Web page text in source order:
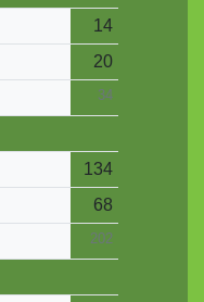
14
20
34
134
68
202